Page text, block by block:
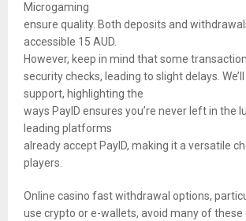
Microgaming
ensure quality. Both deposits and
accessible 15 AUD.
However, keep in mind that some
security checks, leading to slight delays.
support, highlighting the
ways PayID ensures you’re never left in the
leading platforms
already accept PayID, making it a versatile
players.
Online casino fast withdrawal options,
use crypto or e-wallets, avoid many of these